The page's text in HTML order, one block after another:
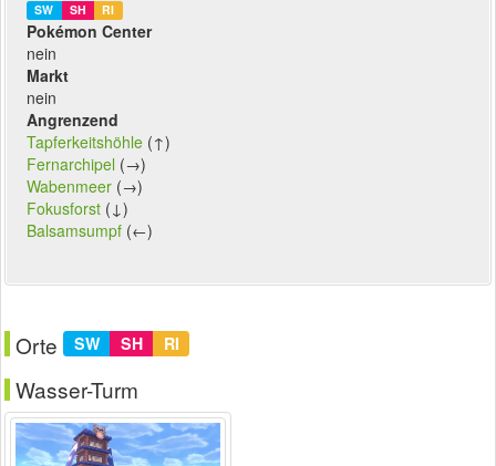
SW SH RI
Pokémon Center
nein
Markt
nein
Angrenzend
Tapferkeitshöhle (↑)
Fernarchipel (→)
Wabenmeer (→)
Fokusforst (↓)
Balsamsumpf (←)
Orte SW SH RI
Wasser-Turm